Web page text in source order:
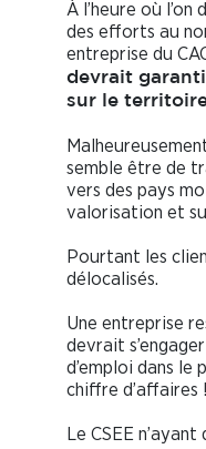
À l’heure où
des efforts au
entreprise du
devrait
sur le
semble être de
vers des pays
valorisation et
Pourtant les
délocalisés.
Une entreprise
devrait
d’emploi dans le
chiffre d’affaires !
Le CSEE